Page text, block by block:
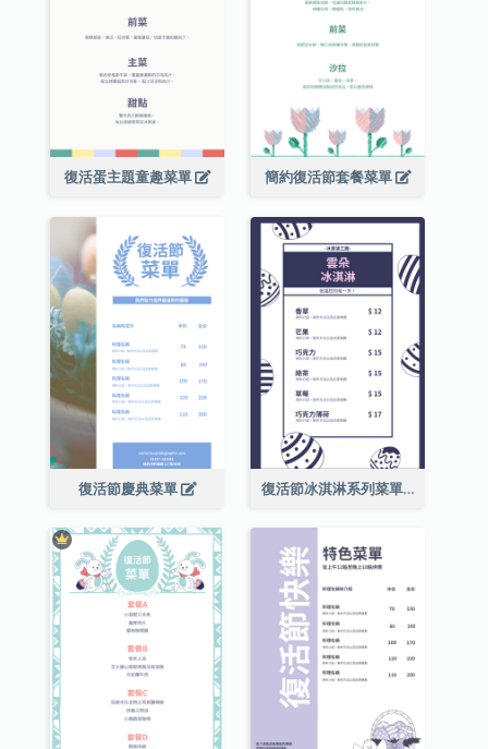
復活蛋主題童趣菜單 簡約復活節套餐菜單
復活節慶典菜單 復活節冰淇淋系列菜單